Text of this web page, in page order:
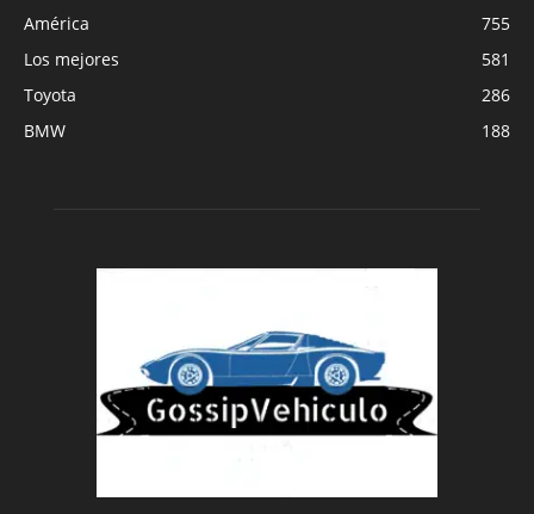
América
755
Los mejores
581
Toyota
286
BMW
188